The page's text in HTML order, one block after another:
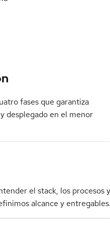
fases que garantiza
desplegado en el menor
el stack, los procesos y
alcance y